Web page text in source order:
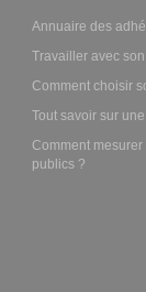
Annuaire des
Travailler avec
Comment choisir
Tout savoir sur
Comment
publics ?